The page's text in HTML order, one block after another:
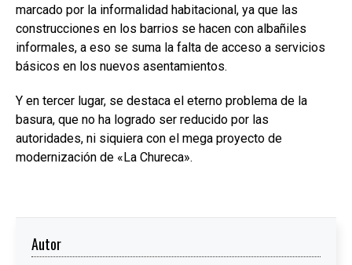
marcado por la informalidad habitacional, ya que las
construcciones en los barrios se hacen con albañiles
informales, a eso se suma la falta de acceso a servicios
básicos en los nuevos asentamientos.
Y en tercer lugar, se destaca el eterno problema de la
basura, que no ha logrado ser reducido por las
autoridades, ni siquiera con el mega proyecto de
modernización de «La Chureca».
Autor